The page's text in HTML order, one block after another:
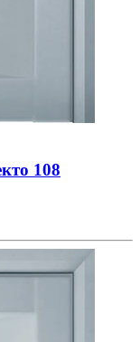
108